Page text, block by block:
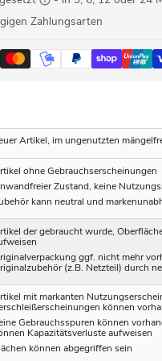
Zahlungsarten
Artikel, im ungenutzten
ohne Gebrauchserscheinungen
Zustand, keine
kann neutral und
der gebraucht wurde,
ggf. nicht mehr
(z.B. Netzteil) durch
mit markanten
können
Gebrauchsspuren können
Kapazitätsverluste aufweisen
können abgegriffen sein